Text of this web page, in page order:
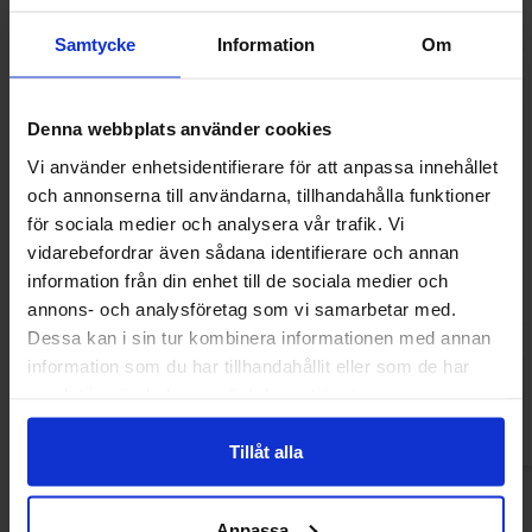
Samtycke Information Om
Denna webbplats använder cookies
Vi använder enhetsidentifierare för att anpassa innehållet
och annonserna till användarna, tillhandahålla funktioner
för sociala medier och analysera vår trafik. Vi
vidarebefordrar även sådana identifierare och annan
information från din enhet till de sociala medier och
annons- och analysföretag som vi samarbetar med.
Dessa kan i sin tur kombinera informationen med annan
information som du har tillhandahållit eller som de har
Tillåt alla
Redhead Chips Sourcream & Onion Chips
150g
44.90 kr
Lays Chips